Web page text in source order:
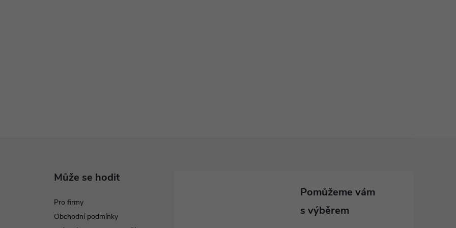
Může se hodit
Pro firmy
Obchodní podmínky